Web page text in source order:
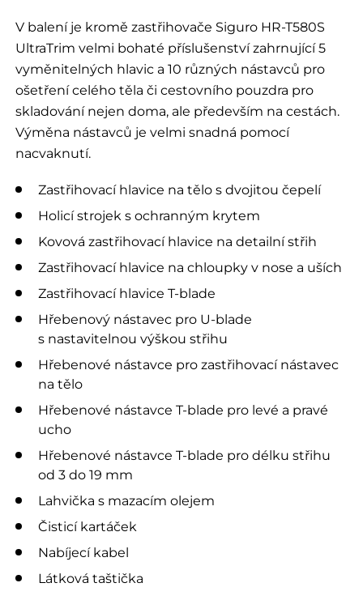
V balení je kromě zastřihovače Siguro HR-T580S
UltraTrim velmi bohaté příslušenství zahrnující 5
vyměnitelných hlavic a 10 různých nástavců pro
ošetření celého těla či cestovního pouzdra pro
skladování nejen doma, ale především na cestách.
Výměna nástavců je velmi snadná pomocí
nacvaknutí.
Zastřihovací hlavice na tělo s dvojitou čepelí
Holicí strojek s ochranným krytem
Kovová zastřihovací hlavice na detailní střih
Zastřihovací hlavice na chloupky v nose a uších
Zastřihovací hlavice T-blade
Hřebenový nástavec pro U-blade
s nastavitelnou výškou střihu
Hřebenové nástavce pro zastřihovací nástavec
na tělo
Hřebenové nástavce T-blade pro levé a pravé
ucho
Hřebenové nástavce T-blade pro délku střihu
od 3 do 19 mm
Lahvička s mazacím olejem
Čisticí kartáček
Nabíjecí kabel
Látková taštička